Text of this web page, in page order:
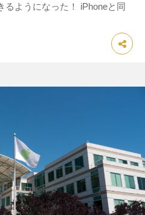
るようになった！ iPhoneと同